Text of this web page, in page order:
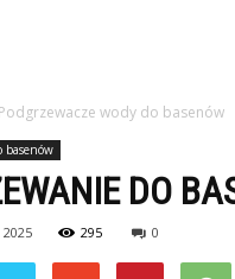
Podgrzewacze wody do basenów
basenów
DO
295 0